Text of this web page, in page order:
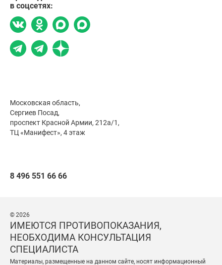
в соцсетях:
Московская область,
Сергиев Посад,
проспект Красной Армии, 212а/1,
ТЦ «Манифест», 4 этаж
8 496 551 66 66
© 2026
ИМЕЮТСЯ ПРОТИВОПОКАЗАНИЯ,
НЕОБХОДИМА КОНСУЛЬТАЦИЯ
СПЕЦИАЛИСТА
Материалы, размещенные на данном сайте, носят информационный